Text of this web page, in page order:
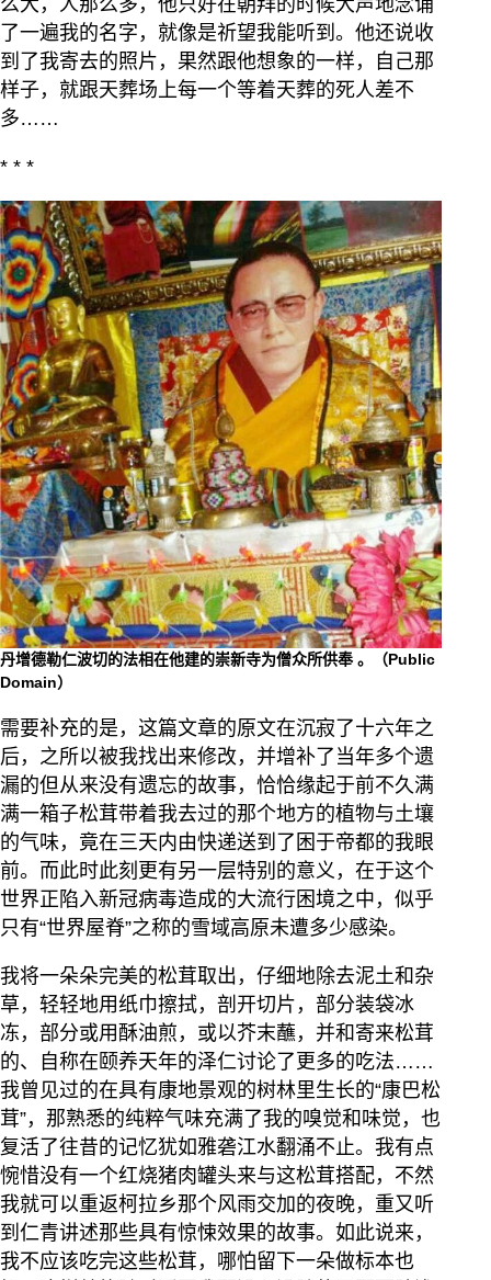
么大，人那么多，他只好在朝拜的时候大声地念诵
了一遍我的名字，就像是祈望我能听到。他还说收
到了我寄去的照片，果然跟他想象的一样，自己那
样子，就跟天葬场上每一个等着天葬的死人差不
多……
* * *
丹增德勒仁波切的法相在他建的崇新寺为僧众所供奉 。（Public
Domain）
需要补充的是，这篇文章的原文在沉寂了十六年之
后，之所以被我找出来修改，并增补了当年多个遗
漏的但从来没有遗忘的故事，恰恰缘起于前不久满
满一箱子松茸带着我去过的那个地方的植物与土壤
的气味，竟在三天内由快递送到了困于帝都的我眼
前。而此时此刻更有另一层特别的意义，在于这个
世界正陷入新冠病毒造成的大流行困境之中，似乎
只有“世界屋脊”之称的雪域高原未遭多少感染。
我将一朵朵完美的松茸取出，仔细地除去泥土和杂
草，轻轻地用纸巾擦拭，剖开切片，部分装袋冰
冻，部分或用酥油煎，或以芥末蘸，并和寄来松茸
的、自称在颐养天年的泽仁讨论了更多的吃法……
我曾见过的在具有康地景观的树林里生长的“康巴松
茸”，那熟悉的纯粹气味充满了我的嗅觉和味觉，也
复活了往昔的记忆犹如雅砻江水翻涌不止。我有点
惋惜没有一个红烧猪肉罐头来与这松茸搭配，不然
我就可以重返柯拉乡那个风雨交加的夜晚，重又听
到仁青讲述那些具有惊悚效果的故事。如此说来，
我不应该吃完这些松茸，哪怕留下一朵做标本也